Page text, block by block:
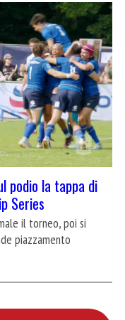
podio la tappa di
Series
il torneo, poi si
piazzamento